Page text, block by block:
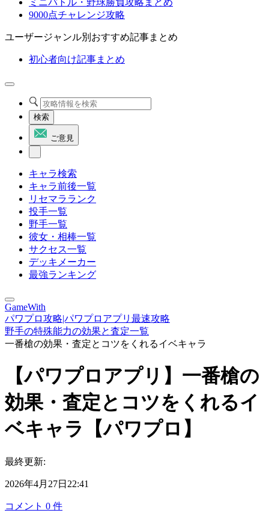
ミニバトル・野球勝負攻略まとめ
9000点チャレンジ攻略
ユーザージャンル別おすすめ記事まとめ
初心者向け記事まとめ
検索
ご意見
キャラ検索
キャラ前後一覧
リセマラランク
投手一覧
野手一覧
彼女・相棒一覧
サクセス一覧
デッキメーカー
最強ランキング
GameWith
パワプロ攻略|パワプロアプリ最速攻略
野手の特殊能力の効果と査定一覧
一番槍の効果・査定とコツをくれるイベキャラ
【パワプロアプリ】一番槍の
効果・査定とコツをくれるイ
ベキャラ【パワプロ】
最終更新:
2026年4月27日22:41
コメント 0 件